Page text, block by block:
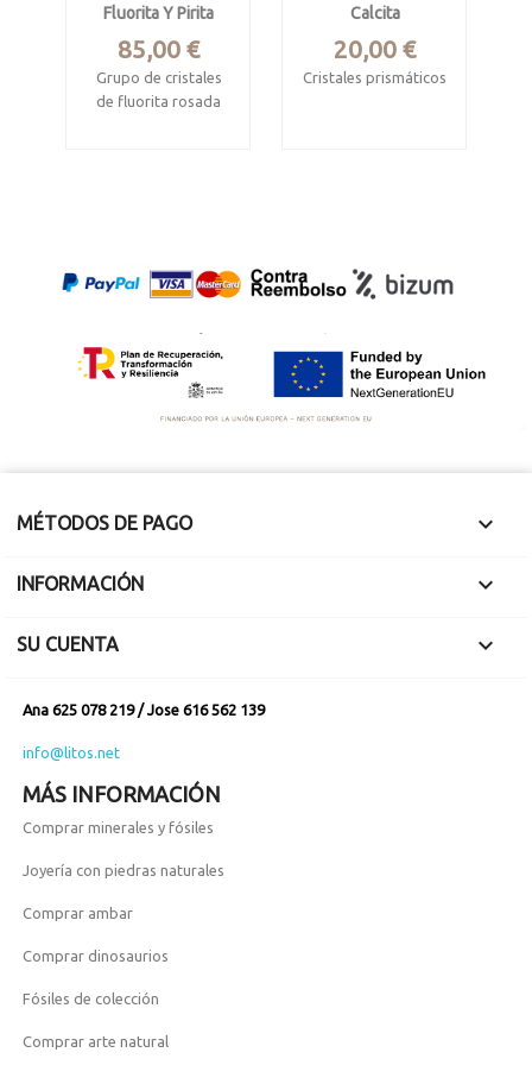
Fluorita Y Pirita
Precio
85,00 €
Grupo de cristales
de fluorita rosada
Ejemplar de 4.7 x 3 x
Calcita
Precio
20,00 €
Cristales prismáticos
MÉTODOS DE PAGO 
INFORMACIÓN 
SU CUENTA 
Ana 625 078 219 / Jose 616 562 139
info@litos.net
MÁS INFORMACIÓN
Comprar minerales y fósiles
Joyería con piedras naturales
Comprar ambar
Comprar dinosaurios
Fósiles de colección
Comprar arte natural